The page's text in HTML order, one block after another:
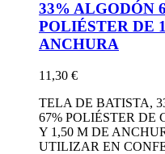
33% ALGODÓN
POLIÉSTER DE
ANCHURA
11,30 €
TELA DE BATISTA,
67% POLIÉSTER DE
Y 1,50 M DE
UTILIZAR EN